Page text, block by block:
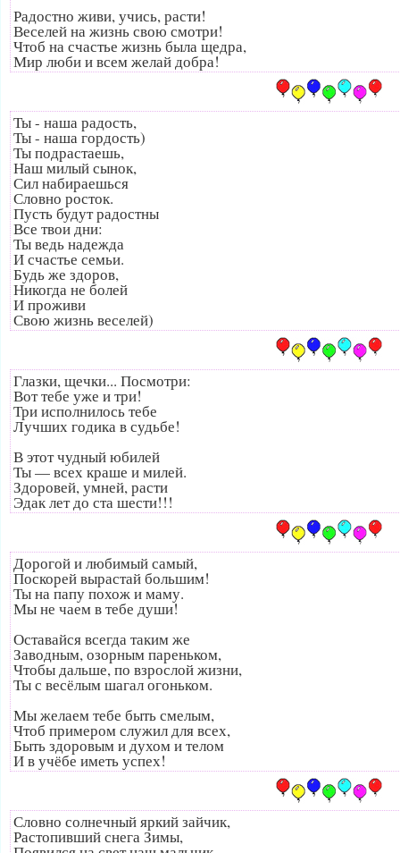
Радостно живи, учись, расти!
Веселей на жизнь свою смотри!
Чтоб на счастье жизнь была щедра,
Мир люби и всем желай добра!
Ты - наша радость,
Ты - наша гордость)
Ты подрастаешь,
Наш милый сынок,
Сил набираешься
Словно росток.
Пусть будут радостны
Все твои дни:
Ты ведь надежда
И счастье семьи.
Будь же здоров,
Никогда не болей
И проживи
Свою жизнь веселей)
Глазки, щечки... Посмотри:
Вот тебе уже и три!
Три исполнилось тебе
Лучших годика в судьбе!
В этот чудный юбилей
Ты — всех краше и милей.
Здоровей, умней, расти
Эдак лет до ста шести!!!
Дорогой и любимый самый,
Поскорей вырастай большим!
Ты на папу похож и маму.
Мы не чаем в тебе души!
Оставайся всегда таким же
Заводным, озорным пареньком,
Чтобы дальше, по взрослой жизни,
Ты с весёлым шагал огоньком.
Мы желаем тебе быть смелым,
Чтоб примером служил для всех,
Быть здоровым и духом и телом
И в учёбе иметь успех!
Словно солнечный яркий зайчик,
Растопивший снега Зимы,